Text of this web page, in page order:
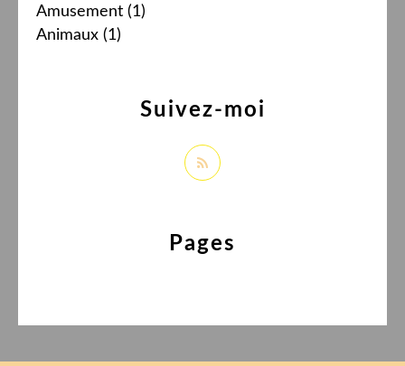
Amusement (1)
Animaux (1)
Pages
Suivez-moi